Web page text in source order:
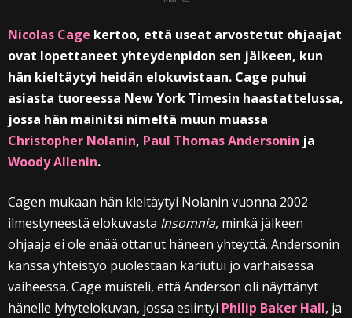
Nicolas Cage kertoo, että useat arvostetut ohjaajat
ovat lopettaneet yhteydenpidon sen jälkeen, kun
hän kieltäytyi heidän elokuvistaan. Cage puhui
asiasta tuoreessa New York Timesin haastattelussa,
jossa hän mainitsi nimeltä muun muassa
Christopher Nolanin, Paul Thomas Andersonin ja
Woody Allenin.
Cagen mukaan hän kieltäytyi Nolanin vuonna 2002
ilmestyneestä elokuvasta Insomnia, minkä jälkeen
ohjaaja ei ole enää ottanut häneen yhteyttä. Andersonin
kanssa yhteistyö puolestaan kariutui jo varhaisessa
vaiheessa. Cage muisteli, että Anderson oli näyttänyt
hänelle lyhytelokuvan, jossa esiintyi Philip Baker Hall, ja